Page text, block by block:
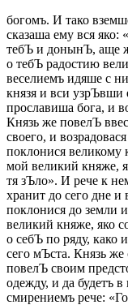
богомъ. И тако
сказаша ему вся яко:
тебЪ и донынЪ, аще
о тебЪ радостию
веселиемъ идяше с
князя и вси узрЪвши
прославиша бога, и
Князь же повелЪ
своего, и
поклонися великому
мой великий княже,
тя зЪло». И рече к
хранит до сего дне
поклонися до земли
великий княже, яко
о себЪ по ряду, како
сего мЪста. Князь
повелЪ своим
одежду, и да будетъ
смирениемъ рече: